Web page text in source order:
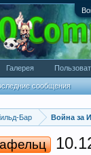
Бар Война за
сообщения
Галерея